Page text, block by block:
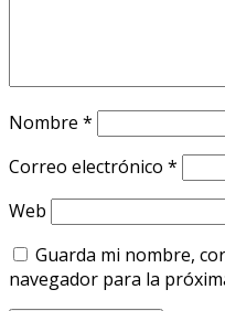
Nombre *
Correo electrónico *
Web
Guarda mi nombre,
navegador para la